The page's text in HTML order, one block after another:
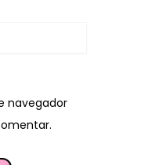
navegador